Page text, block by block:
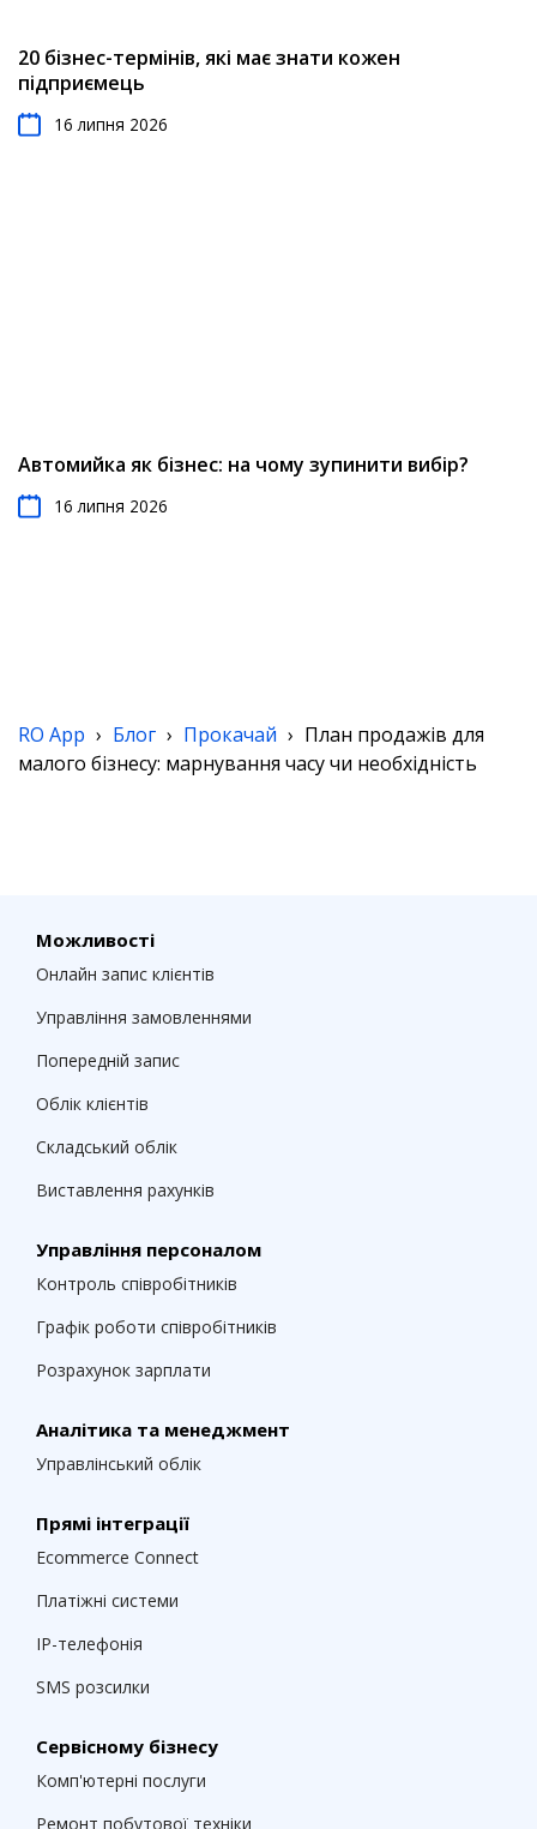
20 бізнес-термінів, які має знати кожен
підприємець
16 липня 2026
Автомийка як бізнес: на чому зупинити вибір?
16 липня 2026
RO App › Блог › Прокачай › План продажів для
малого бізнесу: марнування часу чи необхідність
Можливості
Онлайн запис клієнтів
Управління замовленнями
Попередній запис
Облік клієнтів
Складський облік
Виставлення рахунків
Управління персоналом
Контроль співробітників
Графік роботи співробітників
Розрахунок зарплати
Аналітика та менеджмент
Управлінський облік
Прямі інтеграції
Ecommerce Connect
Платіжні системи
IP-телефонія
SMS розсилки
Сервісному бізнесу
Комп'ютерні послуги
Ремонт побутової техніки